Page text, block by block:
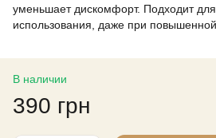
уменьшает дискомфорт. Подходит
использования, даже при повышенной
В наличии
390 грн